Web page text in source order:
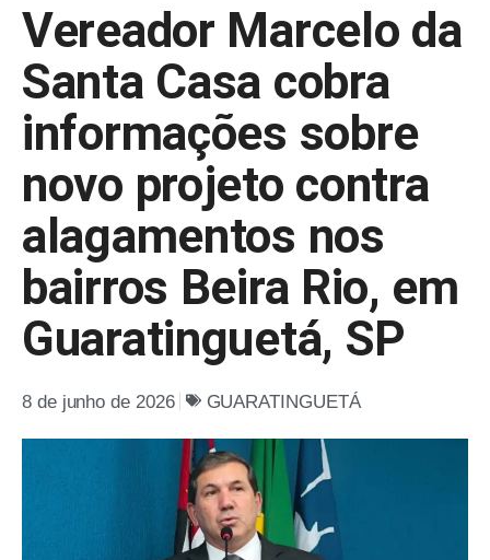
Vereador Marcelo da
Santa Casa cobra
informações sobre
novo projeto contra
alagamentos nos
bairros Beira Rio, em
Guaratinguetá, SP
8 de junho de 2026 GUARATINGUETÁ